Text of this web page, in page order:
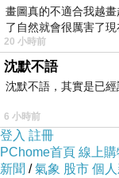
畫圖真的不適合我越
了自然就會很厲害了
20 小時前
沈默不語
沈默不語，其實是已經
6 小時前
登入 註冊
PChome首頁 線上購
新聞 /氣象 股市 個